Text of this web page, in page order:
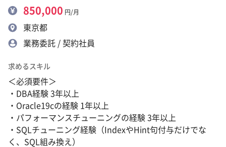
850,000 円/月
東京都
業務委託 / 契約社員
求めるスキル
＜必須要件＞
・DBA経験 3年以上
・Oracle19cの経験 1年以上
・パフォーマンスチューニングの経験 3年以上
・SQLチューニング経験（IndexやHint句付与だけでな
く、SQL組み換え）